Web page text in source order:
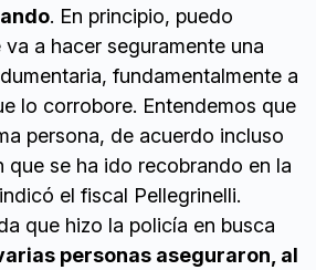
. En principio, puedo
a hacer seguramente una
fundamentalmente a
lo corrobore. Entendemos que
persona, de acuerdo incluso
que se ha ido recobrando en la
el fiscal Pellegrinelli.
que hizo la policía en busca
personas aseguraron, al